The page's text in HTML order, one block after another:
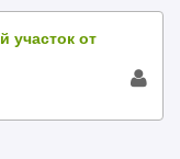
участок от